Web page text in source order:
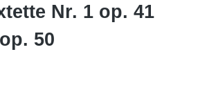
Nr. 1 op. 41
50